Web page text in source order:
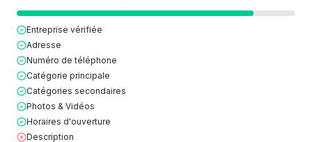
Entreprise vérifiée
Adresse
Numéro de téléphone
Catégorie principale
Catégories secondaires
Photos & Vidéos
Horaires d'ouverture
Description